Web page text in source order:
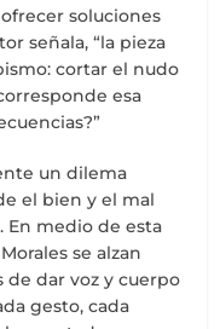
soluciones
señala, “la pieza
cortar el nudo
esa
un dilema
el bien y el mal
En medio de esta
se alzan
dar voz y cuerpo
gesto, cada